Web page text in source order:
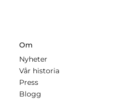
Om
Nyheter
Vår historia
Press
Blogg